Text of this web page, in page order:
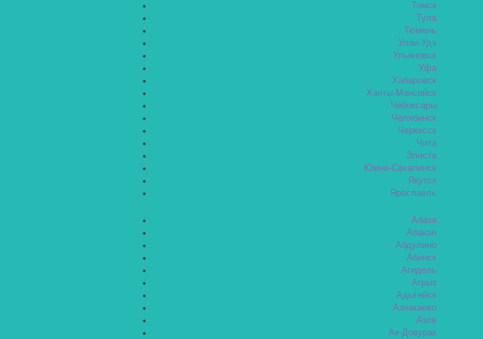
Томск
Тула
Тюмень
Улан-Удэ
Ульяновск
Уфа
Хабаровск
Ханты-Мансийск
Чебоксары
Челябинск
Черкесск
Чита
Элиста
Южно-Сахалинск
Якутск
Ярославль
Абаза
Абакан
Абдулино
Абинск
Агидель
Агрыз
Адыгейск
Азнакаево
Азов
Ак-Довурак